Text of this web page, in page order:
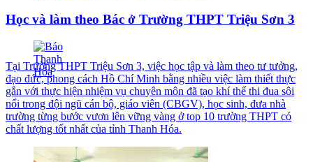
Học và làm theo Bác ở Trường THPT Triệu Sơn 3
Tại Trường THPT Triệu Sơn 3, việc học tập và làm theo tư tưởng,
đạo đức, phong cách Hồ Chí Minh bằng nhiều việc làm thiết thực
gắn với thực hiện nhiệm vụ chuyên môn đã tạo khí thế thi đua sôi
nổi trong đội ngũ cán bộ, giáo viên (CBGV), học sinh, đưa nhà
trường từng bước vươn lên vững vàng ở top 10 trường THPT có
chất lượng tốt nhất của tỉnh Thanh Hóa.